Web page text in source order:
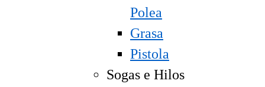
Polea
Grasa
Pistola
Sogas e Hilos